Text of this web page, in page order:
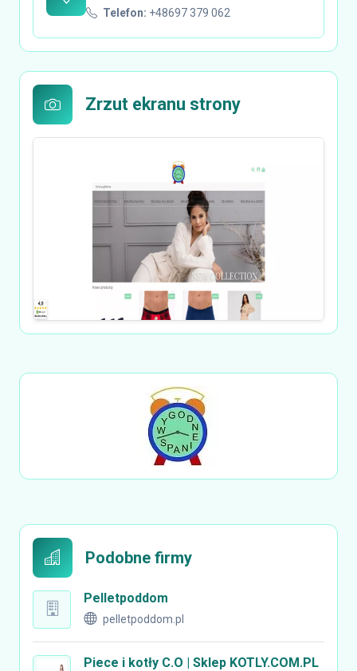
Telefon: +48697 379 062
Zrzut ekranu strony
Podobne firmy
Pelletpoddom
pelletpoddom.pl
Piece i kotły C.O | Sklep KOTLY.COM.PL